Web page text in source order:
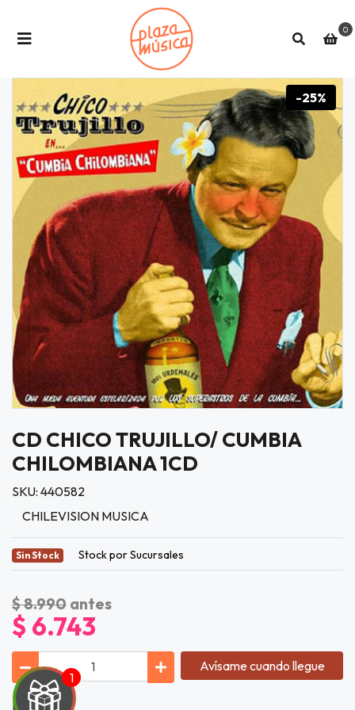
0
-25%
CD CHICO TRUJILLO/ CUMBIA
CHILOMBIANA 1CD
SKU: 440582
CHILEVISION MUSICA
Sin Stock Stock por Sucursales
$ 8.990 antes
$ 6.743
Avísame cuando llegue
Lista de Tí